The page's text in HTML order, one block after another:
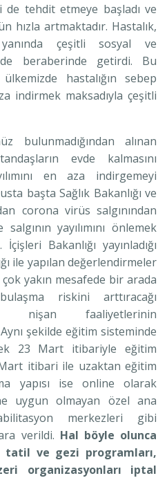
de tehdit etmeye başladı ve
hızla artmaktadır. Hastalık,
çeşitli sosyal ve
beraberinde getirdi. Bu
hastalığın sebep
indirmek maksadıyla çeşitli
bulunmadığından alınan
evde kalmasını
en aza indirgemeyi
başta Sağlık Bakanlığı ve
corona virüs salgınından
yayılımını önlemek
Bakanlığı yayınladığı
ile yapılan değerlendirmeler
yakın mesafede bir arada
riskini arttıracağı
nişan faaliyetlerinin
şekilde eğitim sisteminde
23 Mart itibariyle eğitim
itibari ile uzaktan eğitim
yapısı ise online olarak
uygun olmayan özel ana
merkezleri gibi
verildi. Hal böyle olunca
tatil ve gezi programları,
organizasyonları iptal